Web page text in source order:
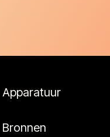
Apparatuur
Bronnen